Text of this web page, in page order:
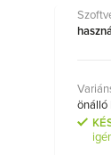
önálló